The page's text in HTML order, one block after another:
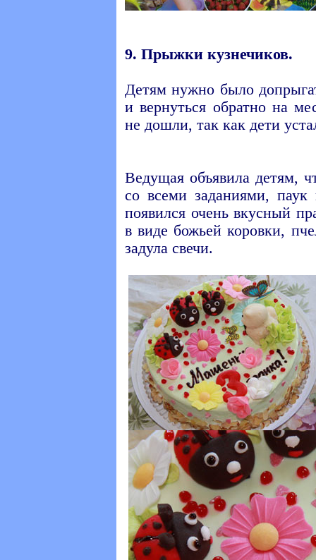
9. Прыжки кузнечиков.
Детям нужно было
и вернуться обратно на
не дошли, так как дети
Ведущая объявила детям,
со всеми заданиями,
появился очень вкусный
в виде божьей коровки,
задула свечи.